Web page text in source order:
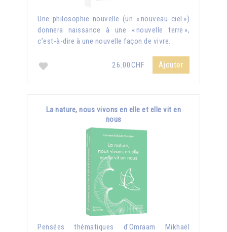
Une philosophie nouvelle (un « nouveau ciel »)
donnera naissance à une « nouvelle terre »,
c’est-à-dire à une nouvelle façon de vivre.
26.00CHF Ajouter
La nature, nous vivons en elle et elle vit en
nous
Pensées thématiques d'Omraam Mikhaël